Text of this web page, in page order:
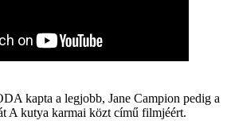
kapta a legjobb, Jane Campion pedig a
A kutya karmai közt című filmjéért.